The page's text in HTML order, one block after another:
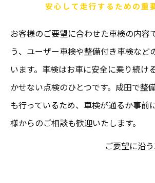
安心して走行するための重
お客様のご要望に合わせた車検の内容
う、ユーザー車検や整備付き車検など
います。車検はお車に安全に乗り続け
かせない点検のひとつです。成田で整
も行っているため、車検が通るか事前
様からのご相談も歓迎いたします。
ご要望に沿